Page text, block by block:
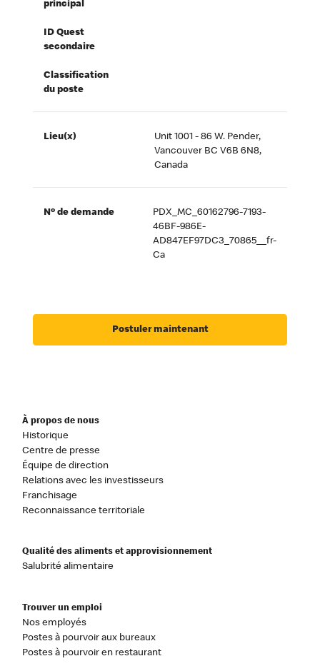
principal
ID Quest
secondaire
Classification
du poste
Lieu(x)
Unit 1001 - 86 W. Pender,
Vancouver BC V6B 6N8,
Canada
Nº de demande
PDX_MC_60162796-7193-
46BF-986E-
AD847EF97DC3_70865__fr-
Ca
Postuler maintenant
À propos de nous
Historique
Centre de presse
Équipe de direction
Relations avec les investisseurs
Franchisage
Reconnaissance territoriale
Qualité des aliments et approvisionnement
Salubrité alimentaire
Trouver un emploi
Nos employés
Postes à pourvoir aux bureaux
Postes à pourvoir en restaurant